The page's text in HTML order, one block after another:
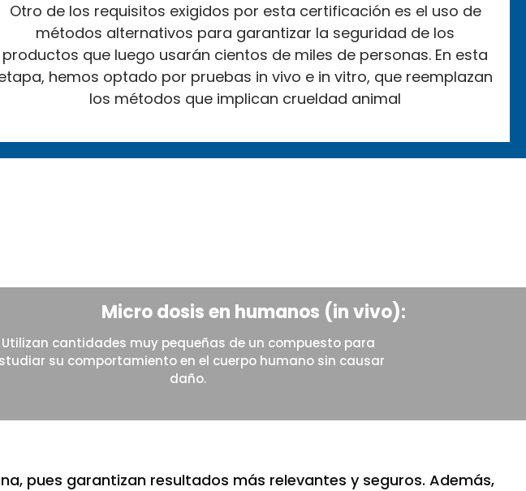
Otro de los requisitos exigidos por esta certificación es el uso de
métodos alternativos para garantizar la seguridad de los
productos que luego usarán cientos de miles de personas. En esta
hemos optado por pruebas in vivo e in vitro, que reemplazan
los métodos que implican crueldad animal
Micro dosis en humanos (in vivo):
Utilizan cantidades muy pequeñas de un compuesto para
su comportamiento en el cuerpo humano sin causar
daño.
pues garantizan resultados más relevantes y seguros. Además,